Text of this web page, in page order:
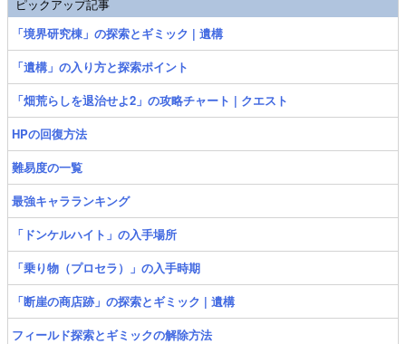
ピックアップ記事
「境界研究棟」の探索とギミック | 遺構
「遺構」の入り方と探索ポイント
「畑荒らしを退治せよ2」の攻略チャート | クエスト
HPの回復方法
難易度の一覧
最強キャラランキング
「ドンケルハイト」の入手場所
「乗り物（プロセラ）」の入手時期
「断崖の商店跡」の探索とギミック | 遺構
フィールド探索とギミックの解除方法